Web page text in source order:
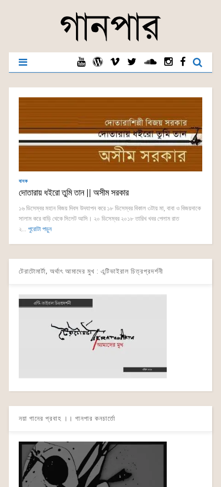
বাদক
দোতারায় ধইরো তুমি তান || অসীম সরকার
১৬ ডিসেম্বর মহান বিজয় দিবস উদযাপন করে ১৮ ডিসেম্বর বিকাল ৩টায় মা, বাবা ও বিজয়দাকে
সালাম করে বাড়ি থেকে সিলেট আসি। ২০ ডিসেম্বর ২০১৮ তারিখ খবর পেলাম রাত
২... পুরোটা পড়ুন
টেরাটোমার্টা, অর্থাৎ আমাদের মুখ : এন্টিভাইরাল চিত্রপ্রদর্শনী
নয়া গানের প্রবাহ ।। গানপার কনচার্তো